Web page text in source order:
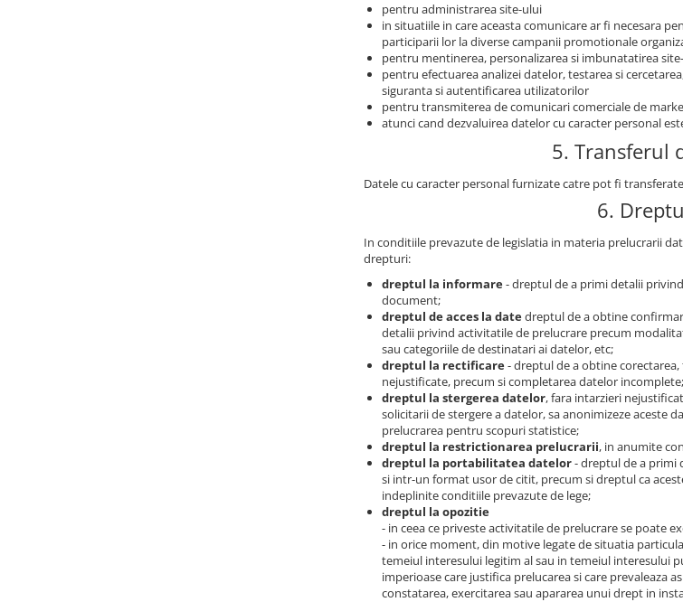
pentru administrarea site-ului
in situatiile in care aceasta comunicare ar fi necesara
participarii lor la diverse campanii promotionale
pentru mentinerea, personalizarea si imbunatatirea
pentru efectuarea analizei datelor, testarea si
siguranta si autentificarea utilizatorilor
pentru transmiterea de comunicari comerciale de
atunci cand dezvaluirea datelor cu caracter personal
5. Transferul
Datele cu caracter personal furnizate catre pot fi
6.
In conditiile prevazute de legislatia in materia prelucrarii
drepturi:
dreptul la informare- dreptul de a primi detalii
document;
dreptul de acces la datedreptul de a obtine
detalii privind activitatile de prelucrare precum
sau categoriile de destinatari ai datelor, etc;
dreptul la rectificare- dreptul de a obtine
nejustificate, precum si completarea datelor incomplete;
dreptul la stergerea datelor, fara intarzieri
solicitarii de stergere a datelor, sa anonimizeze aceste
prelucrarea pentru scopuri statistice;
dreptul la restrictionarea prelucrarii, in anumite
dreptul la portabilitatea datelor- dreptul de a primi
si intr-un format usor de citit, precum si dreptul ca
indeplinite conditiile prevazute de lege;
dreptul la opozitie
- in ceea ce priveste activitatile de prelucrare se poate
- in orice moment, din motive legate de situatia
temeiul interesului legitim al sau in temeiul interesului
imperioase care justifica prelucarea si care prevaleaza
constatarea, exercitarea sau apararea unui drept in